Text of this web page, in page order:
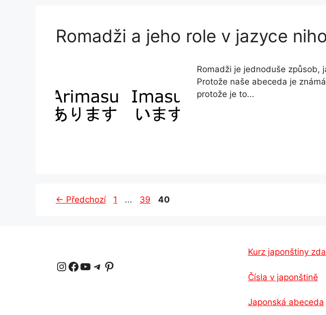
Romadži a jeho role v jazyce
Romadži je jednoduše způsob,
Protože naše abeceda je
protože je to...
← Předchozí Stránka
1 ... Stránka
39 Stránka
40
Instagram Facebook YouTube Telegram Pinterest
Kurz japonštiny
Čísla v japonštině
Japonská abeceda